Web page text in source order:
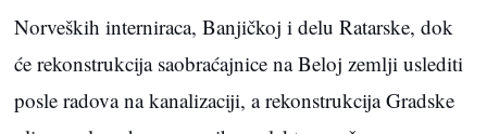
Norveških interniraca, Banjičkoj i delu Ratarske, dok
će rekonstrukcija saobraćajnice na Beloj zemlji uslediti
posle radova na kanalizaciji, a rekonstrukcija Gradske